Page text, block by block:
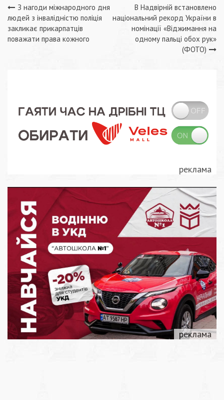
Навігація
записів
З нагоди міжнародного дня
людей з інвалідністю поліція
закликає прикарпатців
поважати права кожного
В Надвірній встановлено
національний рекорд України в
номінації «Віджимання на
одному пальці обох рук»
(ФОТО)